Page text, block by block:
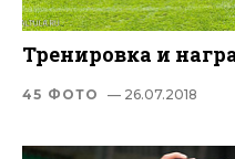
Тренировка и
45 ФОТО — 26.07.2018